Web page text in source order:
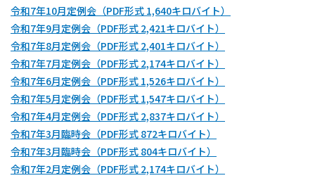
令和7年10月定例会（PDF形式 1,640キロバイト）
令和7年9月定例会（PDF形式 2,421キロバイト）
令和7年8月定例会（PDF形式 2,401キロバイト）
令和7年7月定例会（PDF形式 2,174キロバイト）
令和7年6月定例会（PDF形式 1,526キロバイト）
令和7年5月定例会（PDF形式 1,547キロバイト）
令和7年4月定例会（PDF形式 2,837キロバイト）
令和7年3月臨時会（PDF形式 872キロバイト）
令和7年3月臨時会（PDF形式 804キロバイト）
令和7年2月定例会（PDF形式 2,174キロバイト）